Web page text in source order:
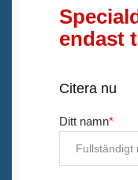
endast
Citera nu
Ditt namn*